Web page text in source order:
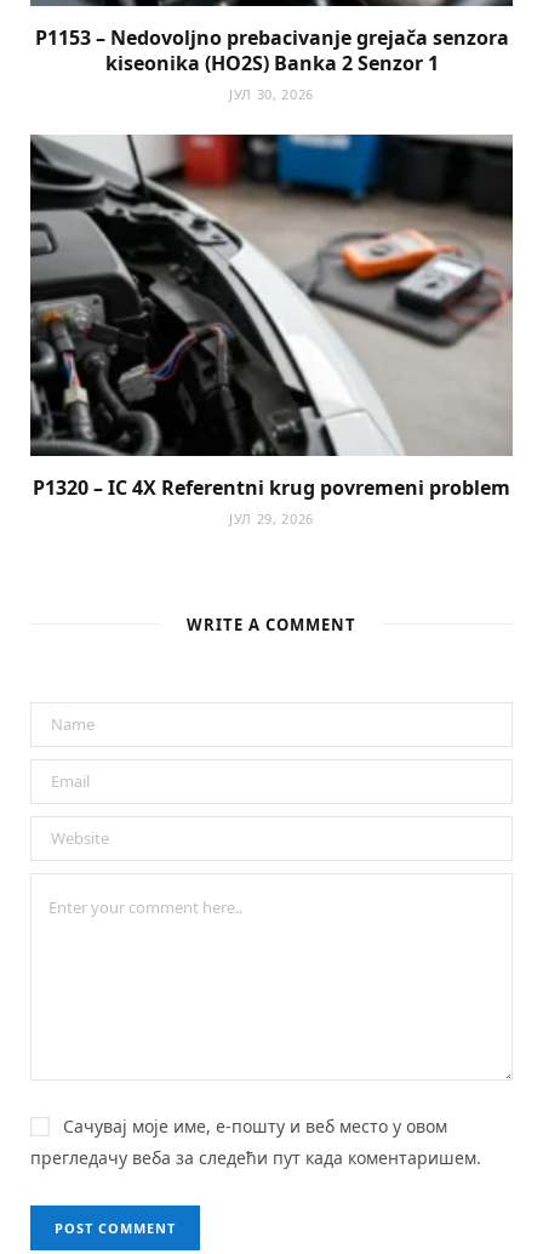
P1153 – Nedovoljno prebacivanje grejača senzora
kiseonika (HO2S) Banka 2 Senzor 1
ЈУЛ 30, 2026
P1320 – IC 4X Referentni krug povremeni problem
ЈУЛ 29, 2026
WRITE A COMMENT
Сачувај моје име, е-пошту и веб место у овом
прегледачу веба за следећи пут када коментаришем.